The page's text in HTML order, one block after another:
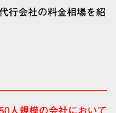
行会社の料金相場を紹
人規模の会社において